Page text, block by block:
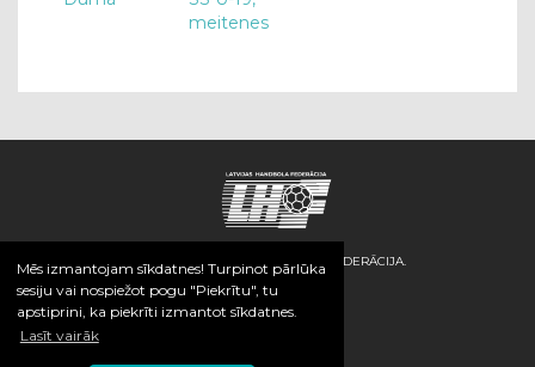
Mēs izmantojam sīkdatnes! Turpinot pārlūka
sesiju vai nospiežot pogu "Piekrītu", tu
apstiprini, ka piekrīti izmantot sīkdatnes.
Lasīt vairāk
meitenes
© 2026 / LATVIJAS HANDBOLA FEDERĀCIJA.